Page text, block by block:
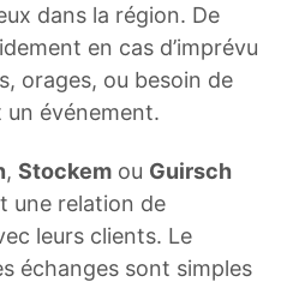
dans la région. De
en cas d’imprévu
orages, ou besoin de
un événement.
, Stockemou Guirsch
une relation de
leurs clients. Le
échanges sont simples